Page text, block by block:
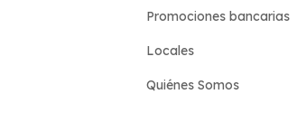
Promociones bancarias
Locales
Quiénes Somos